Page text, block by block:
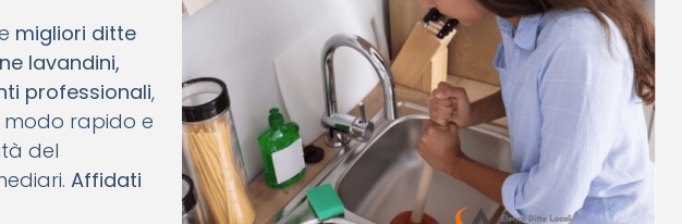
migliori ditte
lavandini,
professionali,
modo rapido e
del
Affidati